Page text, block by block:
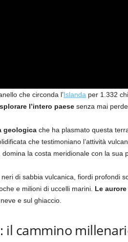
che circonda l’Islanda per 1.332
l’intero paese senza mai
geologica che ha plasmato questa
che testimoniano l’attività
domina la costa meridionale con la sua
di sabbia vulcanica, fiordi profondi
e milioni di uccelli marini. Le
e sul ghiaccio.
il cammino